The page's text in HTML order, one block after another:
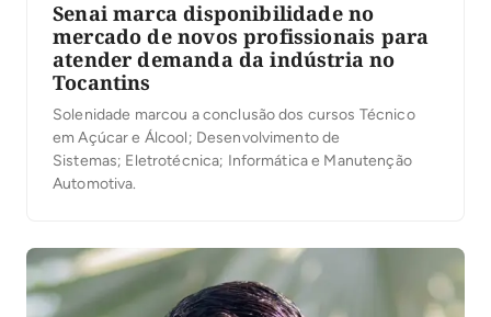
Senai marca disponibilidade no
mercado de novos profissionais para
atender demanda da indústria no
Tocantins
Solenidade marcou a conclusão dos cursos Técnico
em Açúcar e Álcool; Desenvolvimento de
Sistemas; Eletrotécnica; Informática e Manutenção
Automotiva.